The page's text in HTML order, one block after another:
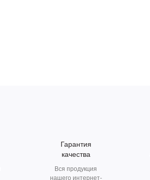
Гарантия
качества
Вся продукция
нашего интернет-